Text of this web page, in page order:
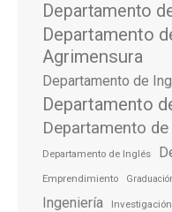
Departamento
Departamento
Agrimensura
Departamento de
Departamento
Departamento
Departamento de Inglés
Emprendimiento
Ingeniería Investigación